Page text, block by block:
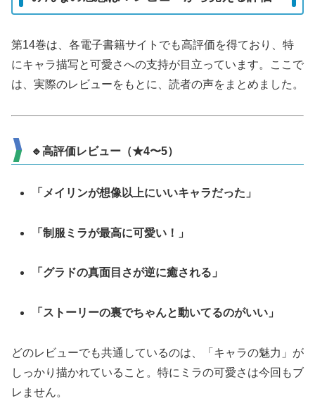
第14巻は、各電子書籍サイトでも高評価を得ており、特
にキャラ描写と可愛さへの支持が目立っています。ここで
は、実際のレビューをもとに、読者の声をまとめました。
🔹高評価レビュー（★4〜5）
「メイリンが想像以上にいいキャラだった」
「制服ミラが最高に可愛い！」
「グラドの真面目さが逆に癒される」
「ストーリーの裏でちゃんと動いてるのがいい」
どのレビューでも共通しているのは、「キャラの魅力」が
しっかり描かれていること。特にミラの可愛さは今回もブ
レません。